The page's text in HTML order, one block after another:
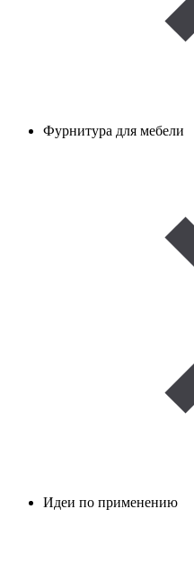
Фурнитура для мебели
Идеи по применению